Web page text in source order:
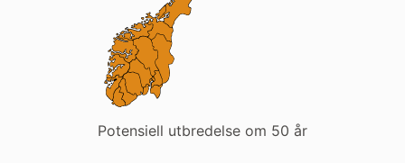
Potensiell utbredelse om 50 år